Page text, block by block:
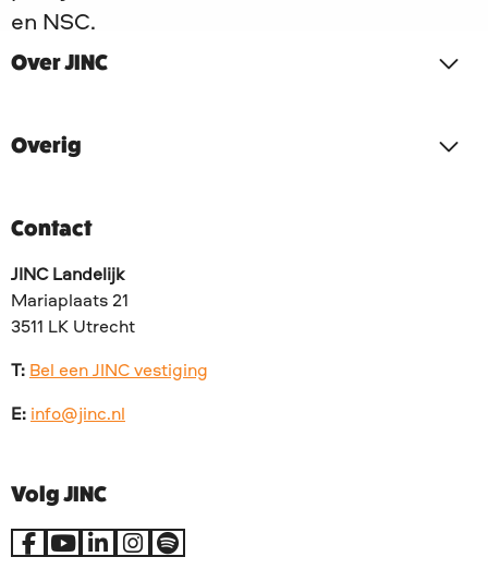
en NSC.
Over JINC
Overig
Contact
JINC Landelijk
Mariaplaats 21
3511 LK Utrecht
T: Bel een JINC vestiging
E: info@jinc.nl
Volg JINC
GaGaGaGaGo